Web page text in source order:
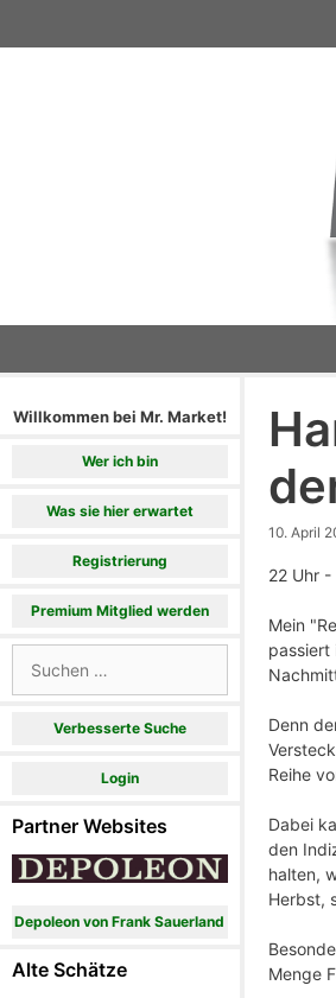
10. April
22 Uhr -
Mein
passiert
Denn
Reihe
Dabei
den
halten,
Herbst,
Menge
Willkommen bei Mr. Market!
Wer ich bin
Was sie hier erwartet
Registrierung
Premium Mitglied werden
nach:
Verbesserte Suche
Login
Partner Websites
Depoleon von Frank Sauerland
Alte Schätze